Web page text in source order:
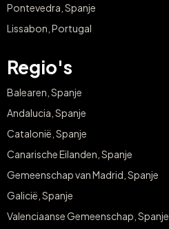
Pontevedra, Spanje
Lissabon, Portugal
Regio's
Balearen, Spanje
Andalucia, Spanje
Catalonië, Spanje
Canarische Eilanden, Spanje
Gemeenschap van Madrid, Spanje
Galicië, Spanje
Valenciaanse Gemeenschap, Spanje